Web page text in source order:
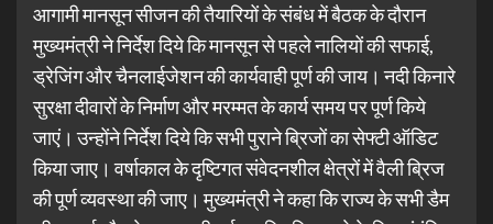
आगामी मानसून सीजन की तैयारियों के संबंध में बैठक के दौरान
मुख्यमंत्री ने निर्देश दिये कि मानसून से पहले नालियों की सफाई,
ड्रेजिंग और चैनलाईजेशन की कार्यवाही पूर्ण की जाय। नदी किनारे
सुरक्षा दीवारों के निर्माण और मरम्मत के कार्य समय पर पूर्ण किये
जाएं। उन्होंने निर्देश दिये कि सभी पुराने ब्रिजों का सेफ्टी ऑडिट
किया जाए। वर्षाकाल के दृष्टिगत संवेदनशील क्षेत्रों में वैली ब्रिज
की पूर्ण व्यवस्था की जाए। मुख्यमंत्री ने कहा कि राज्य के सभी डैम